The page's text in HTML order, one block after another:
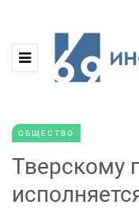
ОБЩЕСТВО
Тверскому